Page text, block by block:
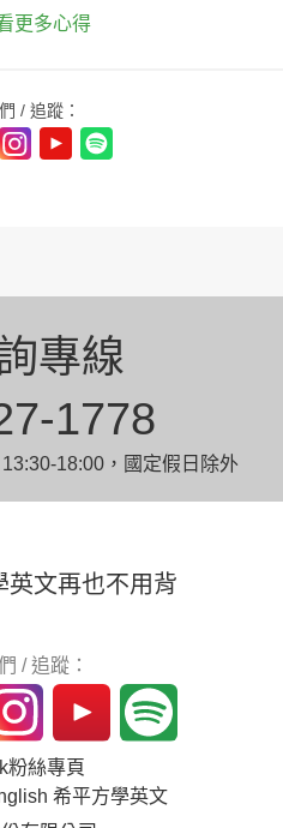
更多心得
/ 追蹤：
專線
1778
18:00，國定假日除外
英文再也不用背
/ 追蹤：
粉絲專頁
希平方學英文